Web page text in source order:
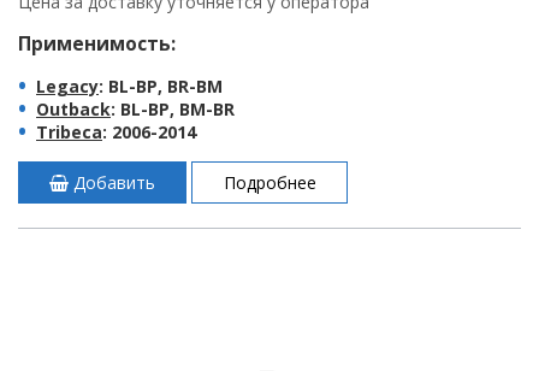
Применимость:
Legacy: BL-BP, BR-BM
Outback: BL-BP, BM-BR
Tribeca: 2006-2014
Добавить Подробнее